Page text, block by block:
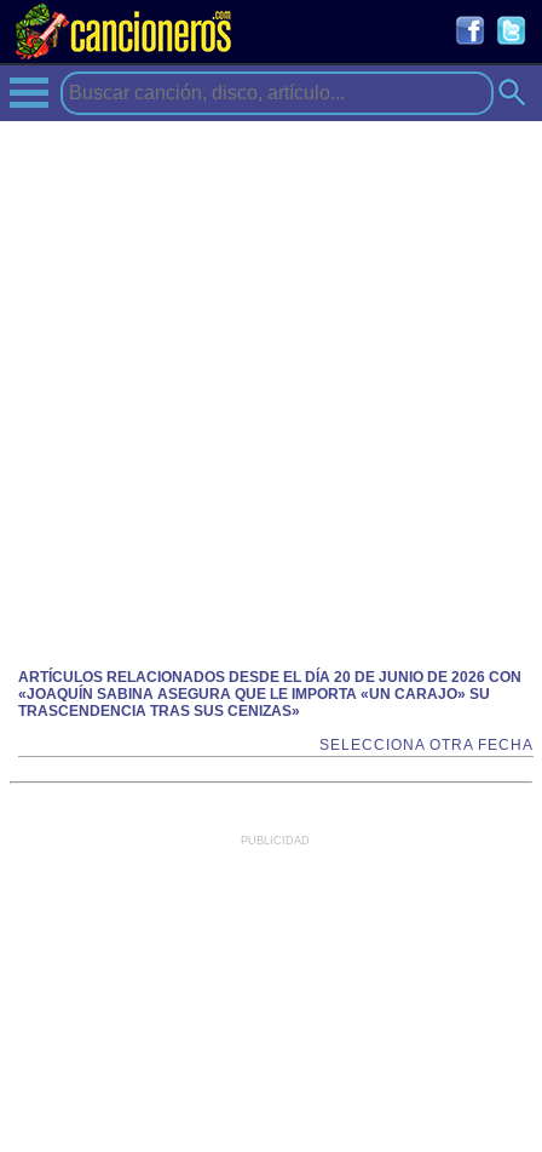
ARTÍCULOS RELACIONADOS DESDE EL DÍA 20 DE JUNIO DE 2026 CON
«JOAQUÍN SABINA ASEGURA QUE LE IMPORTA «UN CARAJO» SU
TRASCENDENCIA TRAS SUS CENIZAS»
SELECCIONA OTRA FECHA
PUBLICIDAD